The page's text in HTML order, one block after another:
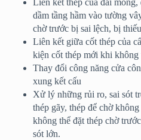
Liên kết thép của đài móng,
dầm tầng hầm vào tường
chờ trước bị sai lệch, bị
Liên kết giữa cốt thép của
kiện cốt thép mới khi
Thay đổi công năng cửa
xung kết cấu
Xử lý những rủi ro, sai sót
thép gãy, thép để chờ
không thể đặt thép chờ
sót lớn.